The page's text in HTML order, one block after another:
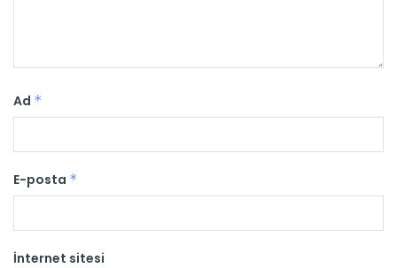
Ad *
E-posta *
İnternet sitesi